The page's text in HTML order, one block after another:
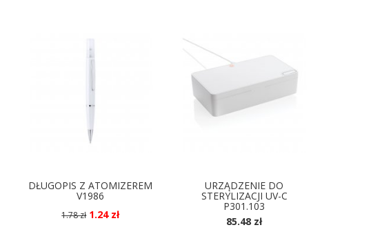
DŁUGOPIS Z ATOMIZEREM
V1986
1.78 zł 1.24 zł
URZĄDZENIE DO
STERYLIZACJI UV-C
P301.103
85.48 zł